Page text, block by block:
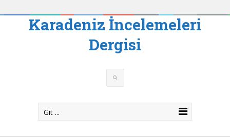
Karadeniz İncelemeleri
Dergisi
Git ...